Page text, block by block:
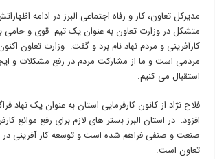
مدیرکل تعاون، کار و رفاه اجتماعی البرز در ادامه
متشکل در وزارت تعاون به عنوان یک تیم قوی و
کارآفرینی و مردم نهاد نام برد و گفت: وزارت تعاون
مردمی است و ما از مشارکت مردم در رفع مشکلات و
استقبال می کنیم.
فلاح نژاد از کانون کارفرمایی استان به عنوان یک نهاد
افزود: در استان البرز بستر های لازم برای رفع موانع
صنعت و صنفی فراهم شده است و توسعه کار آفرینی در
تعاون است.